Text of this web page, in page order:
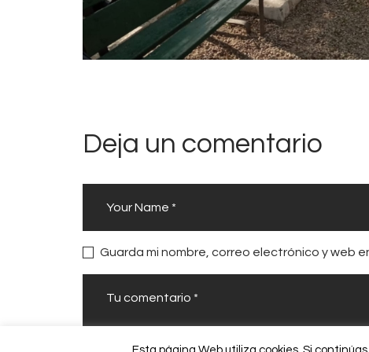
Deja un comentario
Guarda mi nombre, correo electrónico y web